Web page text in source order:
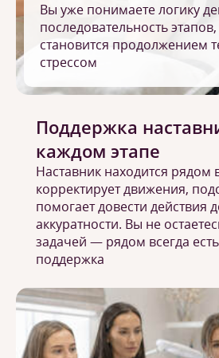
Вы уже понимаете логику
последовательность
становится продолжением
стрессом
Поддержка
каждом этапе
Наставник находится рядом
корректирует движения,
помогает довести действия
аккуратности. Вы не
задачей — рядом всегда
поддержка